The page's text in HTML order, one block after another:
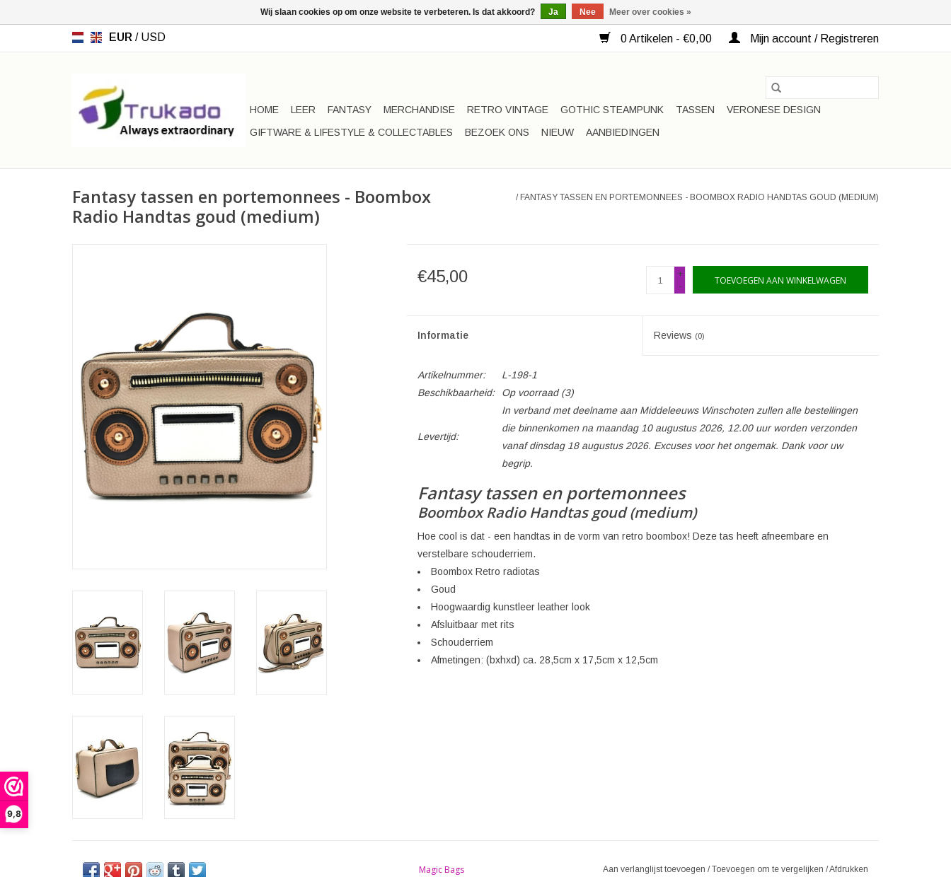
9,8
EUR / USD 0 Artikelen - €0,00 Mijn account / Registreren
HOME LEER FANTASY MERCHANDISE RETRO VINTAGE GOTHIC STEAMPUNK TASSEN
VERONESE DESIGN
GIFTWARE & LIFESTYLE & COLLECTABLES
BEZOEK ONS NIEUW AANBIEDINGEN
Fantasy tassen en portemonnees - Boombox
Radio Handtas goud (medium)
/ FANTASY TASSEN EN PORTEMONNEES - BOOMBOX RADIO HANDTAS GOUD (MEDIUM)
€45,00
+
-
TOEVOEGEN AAN WINKELWAGEN
Informatie Reviews (0)
Artikelnummer:
L-198-1
Beschikbaarheid:
Op voorraad(3)
Levertijd:
In verband met deelname aan Middeleeuws Winschoten zullen alle bestellingen
die binnenkomen na maandag 10 augustus 2026, 12.00 uur worden verzonden
vanaf dinsdag 18 augustus 2026. Excuses voor het ongemak. Dank voor uw
begrip.
Fantasy tassen en portemonnees
Boombox Radio Handtas goud (medium)
Hoe cool is dat - een handtas in de vorm van retro boombox! Deze tas heeft afneembare en
verstelbare schouderriem.
Boombox Retro radiotas
Goud
Hoogwaardig kunstleer leather look
Afsluitbaar met rits
Schouderriem
Afmetingen: (bxhxd) ca. 28,5cm x 17,5cm x 12,5cm
Magic Bags Aan verlanglijst toevoegen /Toevoegen om te vergelijken /Afdrukken
Wij slaan cookies op om onze website te verbeteren. Is dat akkoord? Ja Nee Meer over cookies »